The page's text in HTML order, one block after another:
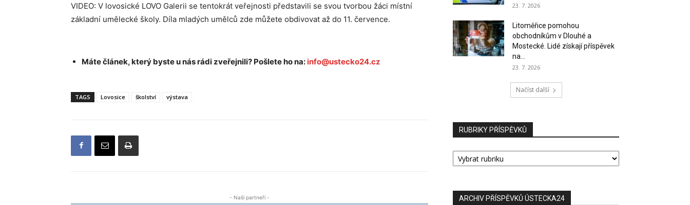
VIDEO: V lovosické LOVO Galerii se tentokrát veřejnosti představili se svou tvorbou žáci místní
základní umělecké školy. Díla mladých umělců zde můžete obdivovat až do 11. července.
Máte článek, který byste u nás rádi zveřejnili? Pošlete ho na: info@ustecko24.cz
TAGS Lovosice školství výstava
- Naši partneři -
23. 7. 2026
Litoměřice pomohou
obchodníkům v Dlouhé a
Mostecké. Lidé získají příspěvek
na...
23. 7. 2026
Načíst další
RUBRIKY PŘÍSPĚVKŮ
RUBRIKY
PŘÍSPĚVKŮ
ARCHIV PŘÍSPĚVKŮ ÚSTECKA24